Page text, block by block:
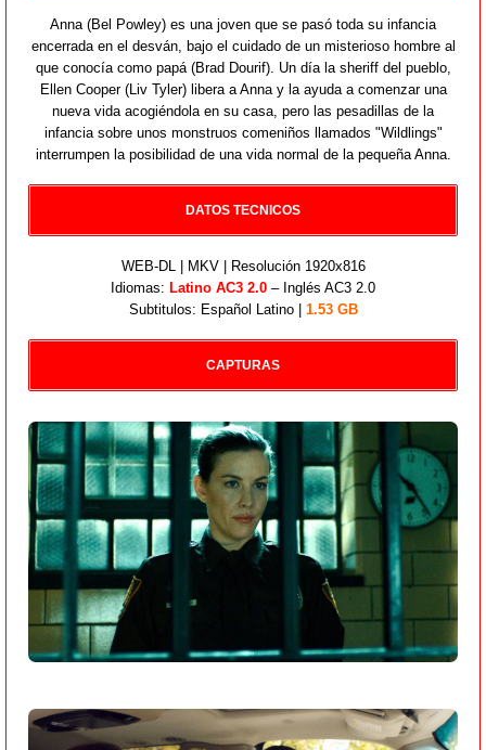
Anna (Bel Powley) es una joven que se pasó toda su infancia
encerrada en el desván, bajo el cuidado de un misterioso hombre al
que conocía como papá (Brad Dourif). Un día la sheriff del pueblo,
Ellen Cooper (Liv Tyler) libera a Anna y la ayuda a comenzar una
nueva vida acogiéndola en su casa, pero las pesadillas de la
infancia sobre unos monstruos comeniños llamados "Wildlings"
interrumpen la posibilidad de una vida normal de la pequeña Anna.
DATOS TECNICOS
WEB-DL | MKV | Resolución 1920x816
Idiomas: Latino AC3 2.0 – Inglés AC3 2.0
Subtitulos: Español Latino | 1.53 GB
CAPTURAS